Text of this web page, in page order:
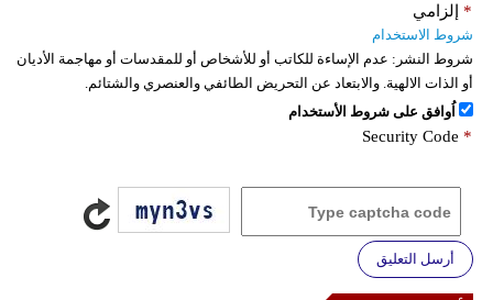
إلزامي *
شروط الاستخدام
شروط النشر: عدم الإساءة للكاتب أو للأشخاص أو للمقدسات أو مهاجمة الأديان
أو الذات الالهية. والابتعاد عن التحريض الطائفي والعنصري والشتائم.
اُوافق على شروط الأستخدام
Security Code *
أرسل التعليق